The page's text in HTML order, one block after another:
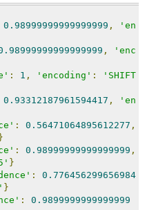
0.98999999999999999 ,
'en
,
'enc
: 1 , 'encoding' :
'SHIFT
0.93312187961594417 ,
'en
: 0.56471064895612277 ,
}
: 0.98999999999999999 ,
}
:
0.776456299656984
}
:
0.9899999999999999